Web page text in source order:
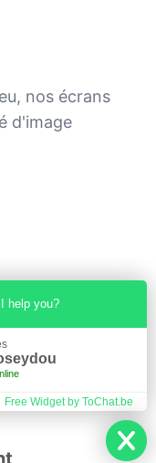
nos écrans
d'image
pour
en
help you?
Free Widget by ToChat.be